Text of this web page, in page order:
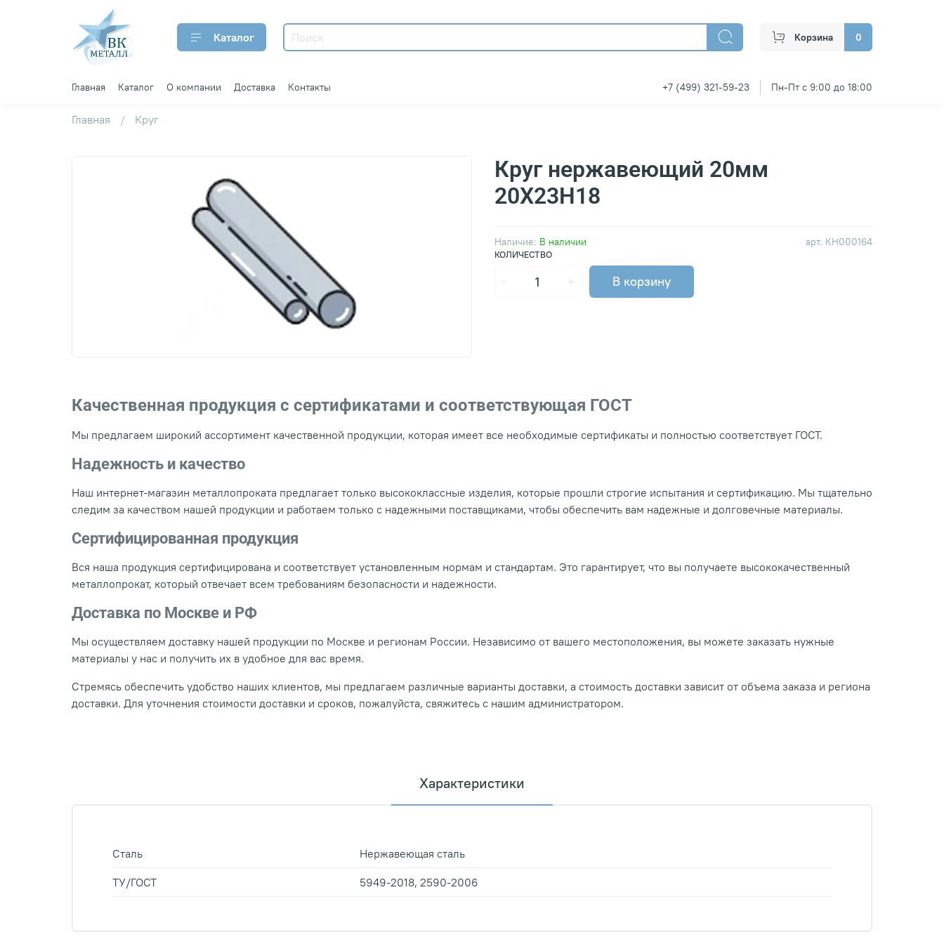
Каталог Корзина 0
Главная Каталог О компании Доставка Контакты +7 (499) 321-59-23 Пн-Пт с 9:00 до 18:00
Главная Круг
арт. КН000164
Наличие: В наличии
Круг нержавеющий 20мм
20Х23Н18
КОЛИЧЕСТВО
В корзину
Качественная продукция с сертификатами и соответствующая ГОСТ
Мы предлагаем широкий ассортимент качественной продукции, которая имеет все необходимые сертификаты и полностью соответствует ГОСТ.
Надежность и качество
Наш интернет-магазин металлопроката предлагает только высококлассные изделия, которые прошли строгие испытания и сертификацию. Мы тщательно
следим за качеством нашей продукции и работаем только с надежными поставщиками, чтобы обеспечить вам надежные и долговечные материалы.
Сертифицированная продукция
Вся наша продукция сертифицирована и соответствует установленным нормам и стандартам. Это гарантирует, что вы получаете высококачественный
металлопрокат, который отвечает всем требованиям безопасности и надежности.
Доставка по Москве и РФ
Мы осуществляем доставку нашей продукции по Москве и регионам России. Независимо от вашего местоположения, вы можете заказать нужные
материалы у нас и получить их в удобное для вас время.
Стремясь обеспечить удобство наших клиентов, мы предлагаем различные варианты доставки, а стоимость доставки зависит от объема заказа и региона
доставки. Для уточнения стоимости доставки и сроков, пожалуйста, свяжитесь с нашим администратором.
Характеристики
Сталь Нержавеющая сталь
ТУ/ГОСТ 5949-2018, 2590-2006